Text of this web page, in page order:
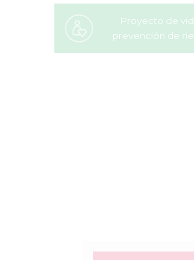
Proyecto de
prevención de